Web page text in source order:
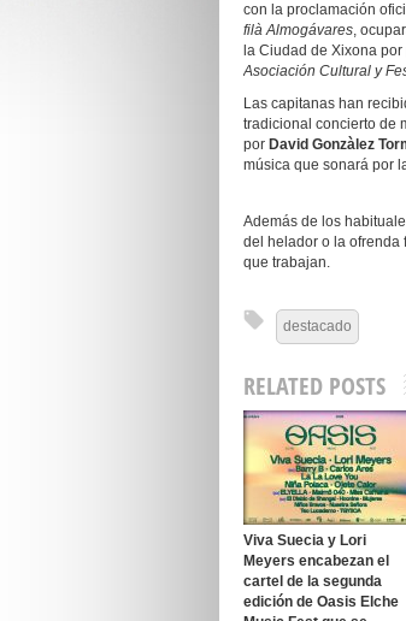
con la proclamación
filà Almogávares,
la Ciudad de Xixona
Asociación Cultural y
Las capitanas han
tradicional concierto de
por David Gonzàlez
música que sonará por
Además de los
del helador o la ofrenda
que trabajan.
destacado
RELATED POSTS
Viva Suecia y Lori
Meyers encabezan el
cartel de la segunda
edición de Oasis Elche